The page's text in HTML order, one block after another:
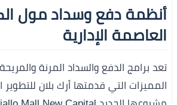
أنظمة دفع وسداد مول
العاصمة الإدارية
تعد برامج الدفع والسداد المرنة
المميزات التي قدمتها أرك بلان